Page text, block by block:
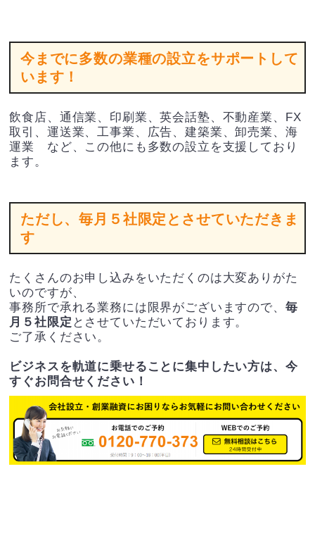
今までに多数の業種の設立をサポートして
います！
飲食店、通信業、印刷業、英会話塾、不動産業、FX
取引、運送業、工事業、広告、建築業、卸売業、海
運業 など、この他にも多数の設立を支援しており
ます。
ただし、毎月５社限定とさせていただきま
す
たくさんのお申し込みをいただくのは大変ありがた
いのですが、
事務所で承れる業務には限界がございますので、 毎
月５社限定 とさせていただいております。
ご了承ください。
ビジネスを軌道に乗せることに集中したい方は、今
すぐお問合せください！